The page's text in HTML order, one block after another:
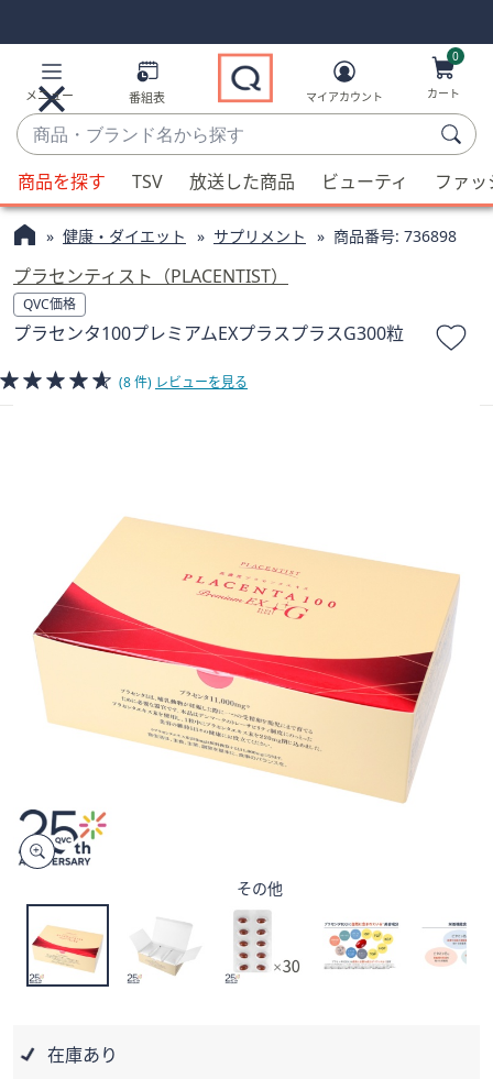
Links
Links2
メニュー 番組表
商
品・
ブ
ラ
ン
名
か
ら
す
候
補
が
利
用
可
能
場
た
イ
ス
左
に
ス
プ
マイアカウント
0
カート
商品を探す TSV 放送した商品 ビューティ ファ
健康・ダイエット サプリメント 商品番号: 736898
プラセンティスト（PLACENTIST）
QVC価格
プラセンタ100プレミアムEXプラスプラスG300粒
(8 件) レビューを見る
その他
在庫あり